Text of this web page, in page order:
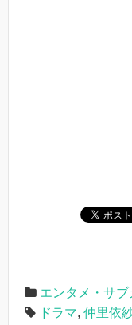
エンタメ・サブ
ドラマ, 仲里依